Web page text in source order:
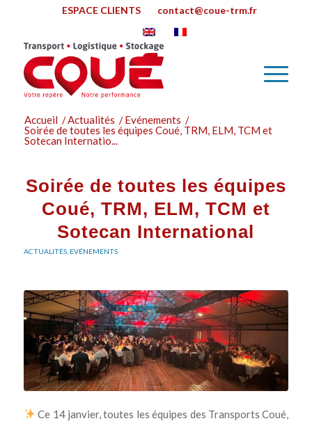
ESPACE CLIENTS contact@coue-trm.fr
Accueil /Actualités / Evénements /
Soirée de toutes les équipes Coué, TRM, ELM, TCM et
Sotecan Internatio...
Soirée de toutes les équipes
Coué, TRM, ELM, TCM et
Sotecan International
ACTUALITÉS, EVÉNEMENTS
Ce 14 janvier, toutes les équipes des Transports Coué,